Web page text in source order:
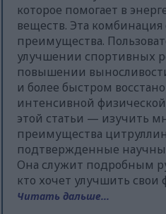
которое помогает в
веществ. Эта
преимущества.
улучшении спортивных
повышении
и более быстром
интенсивной
этой статьи — изучить
преимущества
подтвержденные
Она служит подробным
кто хочет улучшить
Читать дальше...